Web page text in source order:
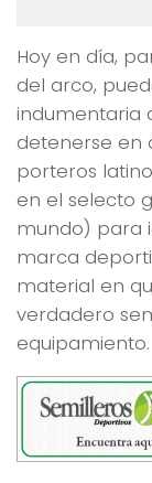
Hoy en día,
del arco,
indumentaria
detenerse en
porteros
en el selecto
mundo) para
marca
material en
verdadero
equipamiento.